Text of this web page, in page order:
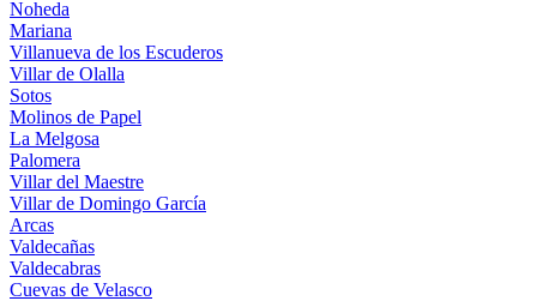
Noheda
Mariana
Villanueva de los Escuderos
Villar de Olalla
Sotos
Molinos de Papel
La Melgosa
Palomera
Villar del Maestre
Villar de Domingo García
Arcas
Valdecañas
Valdecabras
Cuevas de Velasco